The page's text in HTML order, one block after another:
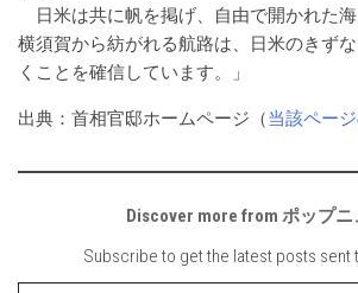
日米は共に帆を掲げ、自由で開かれた
横須賀から紡がれる航路は、日米のきず
くことを確信しています。」
出典：首相官邸ホームページ（当該ページ
Discover more from ポップニ
Subscribe to get the latest posts sent
Type your email…